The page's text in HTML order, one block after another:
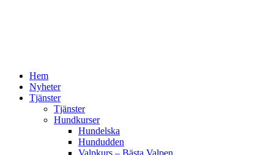
Hem
Nyheter
Tjänster
Tjänster
Hundkurser
Hundelska
Hundudden
Valpkurs – Bästa Valpen